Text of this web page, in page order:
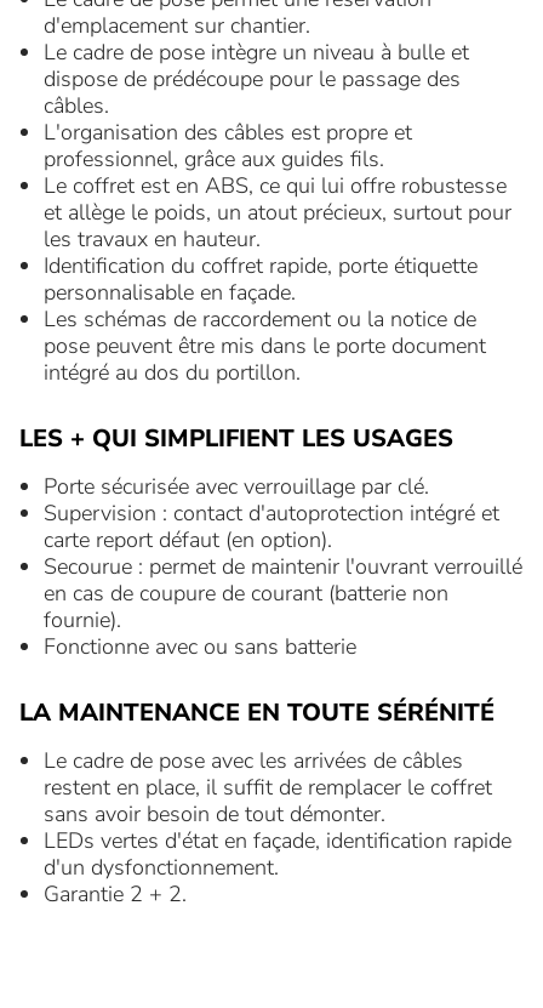
d'emplacement sur chantier.
Le cadre de pose intègre un niveau à bulle et
dispose de prédécoupe pour le passage des
câbles.
L'organisation des câbles est propre et
professionnel, grâce aux guides fils.
Le coffret est en ABS, ce qui lui offre robustesse
et allège le poids, un atout précieux, surtout pour
les travaux en hauteur.
Identification du coffret rapide, porte étiquette
personnalisable en façade.
Les schémas de raccordement ou la notice de
pose peuvent être mis dans le porte document
intégré au dos du portillon.
LES + QUI SIMPLIFIENT LES USAGES
Porte sécurisée avec verrouillage par clé.
Supervision : contact d'autoprotection intégré et
carte report défaut (en option).
Secourue : permet de maintenir l'ouvrant verrouillé
en cas de coupure de courant (batterie non
fournie).
Fonctionne avec ou sans batterie
LA MAINTENANCE EN TOUTE SÉRÉNITÉ
Le cadre de pose avec les arrivées de câbles
restent en place, il suffit de remplacer le coffret
sans avoir besoin de tout démonter.
LEDs vertes d'état en façade, identification rapide
d'un dysfonctionnement.
Garantie 2 + 2.